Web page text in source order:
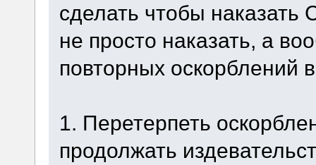
сделать чтобы
не просто наказать, а
повторных оскорблений
1. Перетерпеть
продолжать